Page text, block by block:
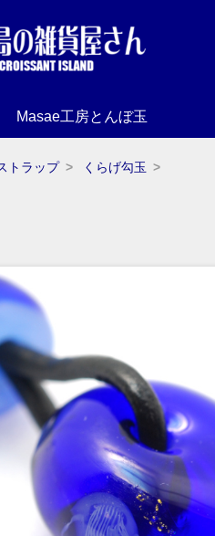
Masae工房とんぼ玉
トラップ くらげ勾玉